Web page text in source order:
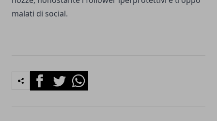
malati di social.
FacebookTwitterWhatsapp